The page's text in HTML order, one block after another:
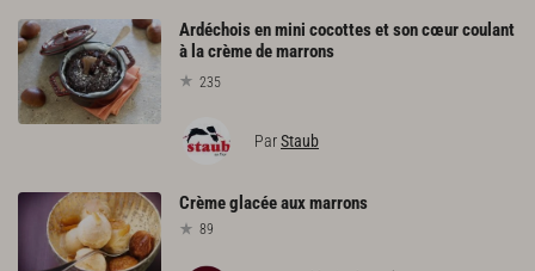
Ardéchois en mini cocottes et son cœur coulant
à la crème de marrons
235
ParStaub
Crèmeglacéeauxmarrons
89